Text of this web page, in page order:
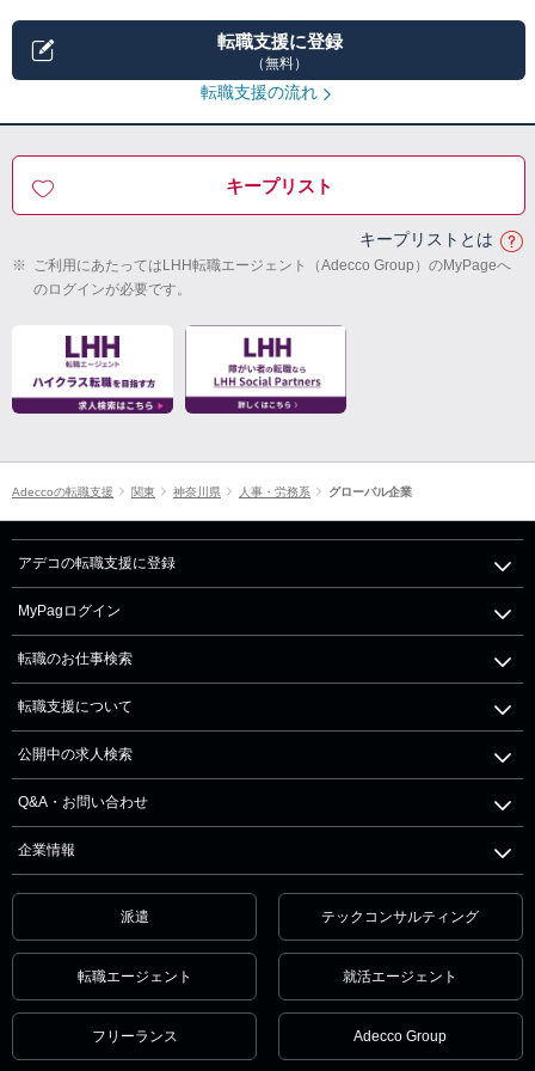
転職支援に登録
（無料）
転職支援の流れ
キープリスト
キープリストとは
※ ご利用にあたってはLHH転職エージェント（Adecco Group）のMyPageへ
のログインが必要です。
Adeccoの転職支援 関東 神奈川県 人事・労務系 グローバル企業
アデコの転職支援に登録
MyPagログイン
転職のお仕事検索
転職支援について
公開中の求人検索
Q&A・お問い合わせ
企業情報
派遣 テックコンサルティング
転職エージェント 就活エージェント
フリーランス Adecco Group